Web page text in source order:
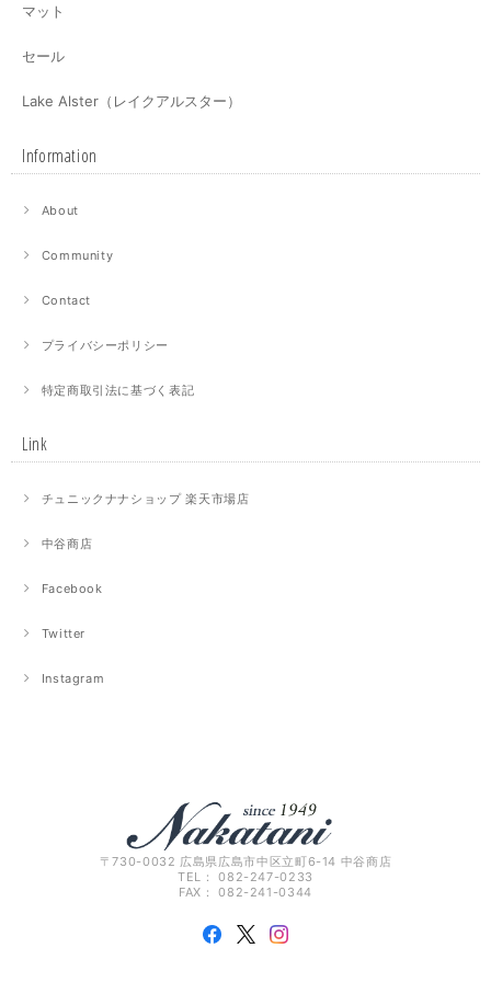
マット
セール
Lake Alster（レイクアルスター）
Information
About
Community
Contact
プライバシーポリシー
特定商取引法に基づく表記
Link
チュニックナナショップ 楽天市場店
中谷商店
Facebook
Twitter
Instagram
〒730-0032 広島県広島市中区立町6-14 中谷商店
TEL： 082-247-0233
FAX： 082-241-0344